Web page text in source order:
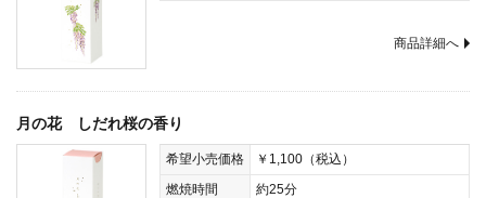
商品詳細へ
月の花 しだれ桜の香り
希望小売価格
￥1,100（税込）
燃焼時間
約25分